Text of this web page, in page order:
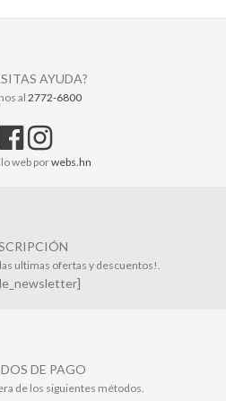
AYUDA?
al2772-6800
web porwebs.hn
ultimas ofertas y descuentos!.
DE PAGO
de los siguientes métodos.